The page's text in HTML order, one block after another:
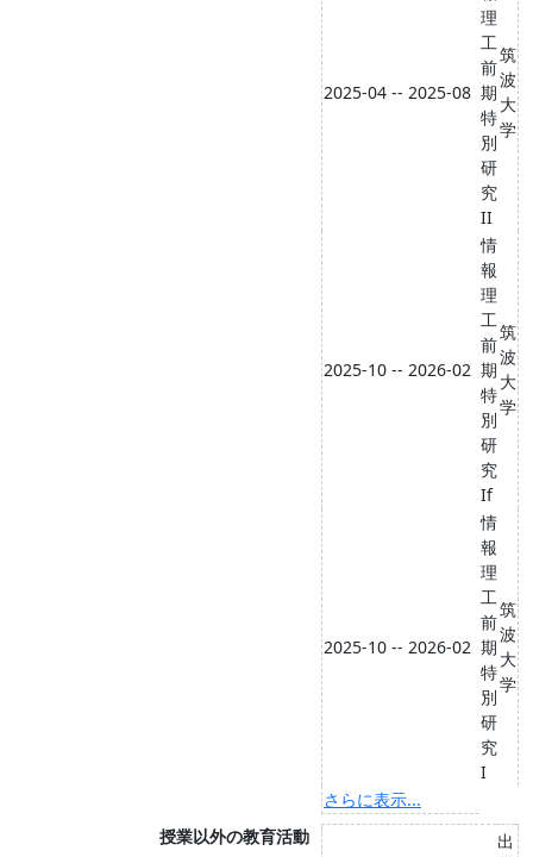
2025-04 -- 2025-08
理
工
前
期
特
別
研
究
II
筑
波
大
学
2025-10 -- 2026-02
情
報
理
工
前
期
特
別
研
究
If
筑
波
大
学
2025-10 -- 2026-02
情
報
理
工
前
期
特
別
研
究
I
筑
波
大
学
さらに表示...
授業以外の教育活動
出